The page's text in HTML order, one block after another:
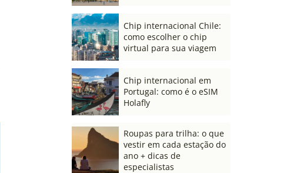
Chip internacional Chile:
como escolher o chip
virtual para sua viagem
Chip internacional em
Portugal: como é o eSIM
Holafly
Roupas para trilha: o que
vestir em cada estação do
ano + dicas de
especialistas